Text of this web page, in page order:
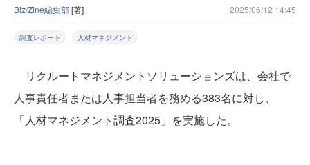
Biz/Zine編集部[著] 2025/06/12 14:45
調査レポート 人材マネジメント
リクルートマネジメントソリューションズは、会社で
人事責任者または人事担当者を務める383名に対し、
「人材マネジメント調査2025」を実施した。